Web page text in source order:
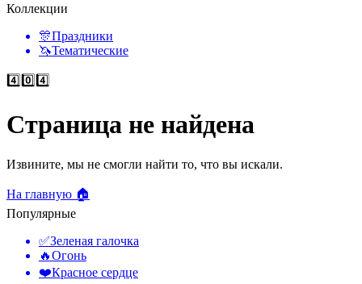
Коллекции
🎊Праздники
🦄Тематические
4️⃣0️⃣4️⃣
Страница не найдена
Извините, мы не смогли найти то, что вы искали.
На главную 🏠
Популярные
✅Зеленая галочка
🔥Огонь
❤️Красное сердце